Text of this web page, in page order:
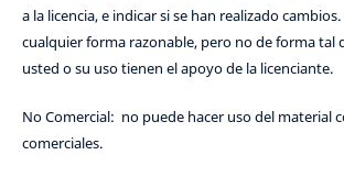
a la licencia, e indicar si se han realizado
cualquier forma razonable, pero no de forma tal
usted o su uso tienen el apoyo de la licenciante.
No Comercial: no puede hacer uso del material
comerciales.